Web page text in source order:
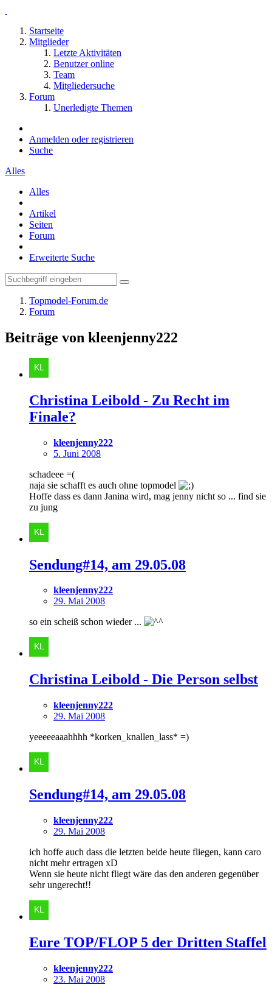
Startseite
Mitglieder
Letzte Aktivitäten
Benutzer online
Team
Mitgliedersuche
Forum
Unerledigte Themen
Anmelden oder registrieren
Suche
Alles
Alles
Artikel
Seiten
Forum
Erweiterte Suche
Topmodel-Forum.de
Forum
Beiträge von kleenjenny222
Christina Leibold - Zu Recht im
Finale?
kleenjenny222
5. Juni 2008
schadeee =(
naja sie schafft es auch ohne topmodel
Hoffe dass es dann Janina wird, mag jenny nicht so ... find sie
zu jung
Sendung#14, am 29.05.08
kleenjenny222
29. Mai 2008
so ein scheiß schon wieder ...
Christina Leibold - Die Person selbst
kleenjenny222
29. Mai 2008
yeeeeeaaahhhh *korken_knallen_lass* =)
Sendung#14, am 29.05.08
kleenjenny222
29. Mai 2008
ich hoffe auch dass die letzten beide heute fliegen, kann caro
nicht mehr ertragen xD
Wenn sie heute nicht fliegt wäre das den anderen gegenüber
sehr ungerecht!!
Eure TOP/FLOP 5 der Dritten Staffel
kleenjenny222
23. Mai 2008